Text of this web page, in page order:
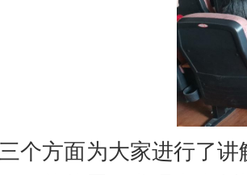
个方面为大家进行了